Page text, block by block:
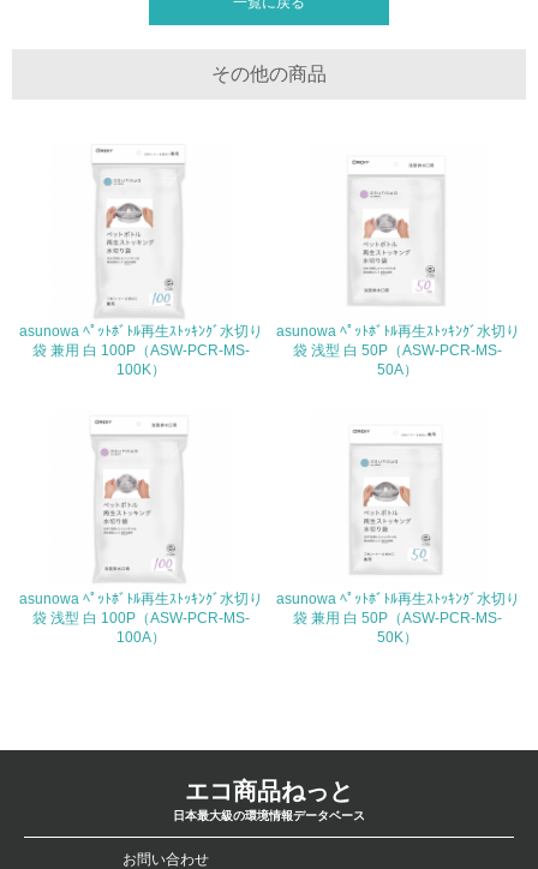
<L2> 環境配慮型製品・サービスの製造・販売状況を把握
<L1> グリーン購入の取り組み方針を有し、グリーン購入
を行っている
<L2> 購入している製品・サービスの量と種類を把握し、
具体的な目標や計画を立てている
非該当（包装・物流を必要とする業務を行っていない）
<L1> 環境負荷ができるだけ小さい包装・梱包を行ってい
る
化学物質
その他の商品
asunowa ﾍﾟｯﾄﾎﾞﾄﾙ再生ｽﾄｯｷﾝｸﾞ水切り
袋 兼用 白 100P（ASW-PCR-MS-
100K）
asunowa ﾍﾟｯﾄﾎﾞﾄﾙ再生ｽﾄｯｷﾝｸﾞ水切り
袋 浅型 白 50P（ASW-PCR-MS-
50A）
asunowa ﾍﾟｯﾄﾎﾞﾄﾙ再生ｽﾄｯｷﾝｸﾞ水切り
袋 浅型 白 100P（ASW-PCR-MS-
100A）
asunowa ﾍﾟｯﾄﾎﾞﾄﾙ再生ｽﾄｯｷﾝｸﾞ水切り
袋 兼用 白 50P（ASW-PCR-MS-
50K）
エコ商品ねっと
日本最大級の環境情報データベース
お問い合わせ